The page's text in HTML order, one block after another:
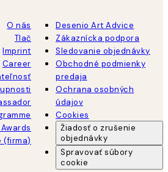
O nás
Tlač
Imprint
Career
(firma)
Desenio Art Advice
Zákaznícka podpora
Sledovanie objednávky
Obchodné podmienky
predaja
Ochrana osobných
údajov
Cookies
Žiadosť o zrušenie
objednávky
Spravovať súbory
cookie